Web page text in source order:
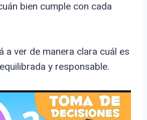
bien cumple con cada
a ver de manera clara cuál es
y responsable.